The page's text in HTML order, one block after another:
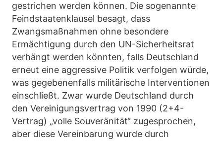
gestrichen werden können. Die sogenannte
Feindstaatenklausel besagt, dass
Zwangsmaßnahmen ohne besondere
Ermächtigung durch den UN-Sicherheitsrat
verhängt werden könnten, falls Deutschland
erneut eine aggressive Politik verfolgen würde,
was gegebenenfalls militärische Interventionen
einschließt. Zwar wurde Deutschland durch
den Vereinigungsvertrag von 1990 (2+4-
Vertrag) „volle Souveränität“ zugesprochen,
aber diese Vereinbarung wurde durch